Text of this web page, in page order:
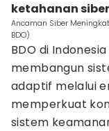
ketahanan siber
Ancaman Siber
BDO)
BDO di
membangun
adaptif melalui
memperkuat
sistem